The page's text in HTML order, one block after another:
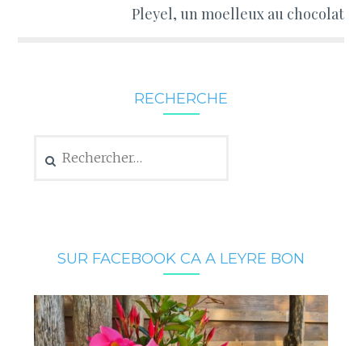
Pleyel, un moelleux au chocolat
RECHERCHE
SUR FACEBOOK CA A LEYRE BON